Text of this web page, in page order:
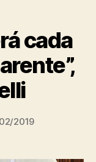
cada
2019